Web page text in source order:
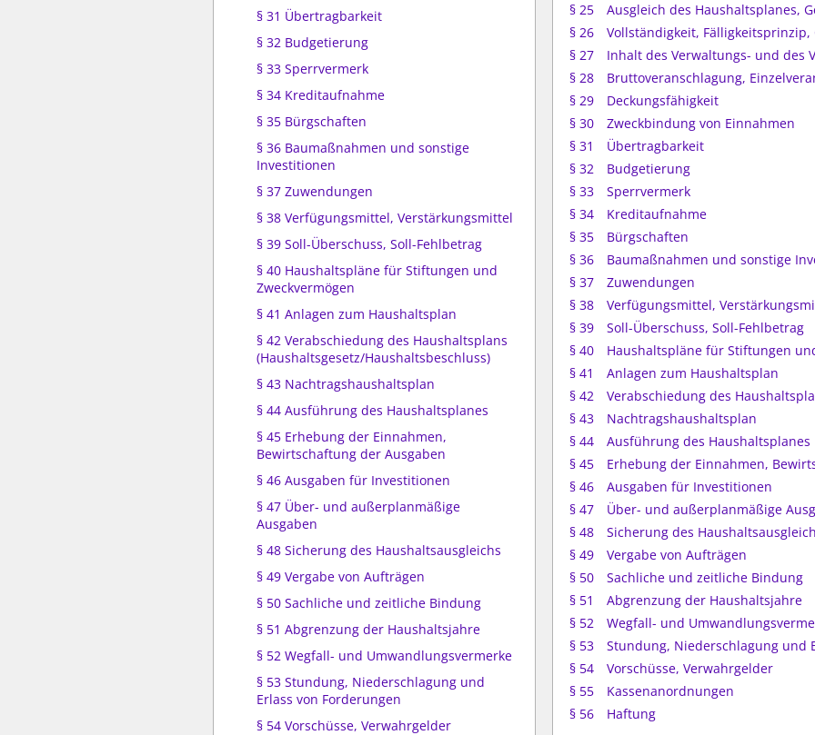
§ 31 Übertragbarkeit
§ 32 Budgetierung
§ 33 Sperrvermerk
§ 34 Kreditaufnahme
§ 35 Bürgschaften
§ 36 Baumaßnahmen und sonstige
Investitionen
§ 37 Zuwendungen
§ 38 Verfügungsmittel, Verstärkungsmittel
§ 39 Soll-Überschuss, Soll-Fehlbetrag
§ 40 Haushaltspläne für Stiftungen und
Zweckvermögen
§ 41 Anlagen zum Haushaltsplan
§ 42 Verabschiedung des Haushaltsplans
(Haushaltsgesetz/Haushaltsbeschluss)
§ 43 Nachtragshaushaltsplan
§ 44 Ausführung des Haushaltsplanes
§ 45 Erhebung der Einnahmen,
Bewirtschaftung der Ausgaben
§ 46 Ausgaben für Investitionen
§ 47 Über- und außerplanmäßige
Ausgaben
§ 48 Sicherung des Haushaltsausgleichs
§ 49 Vergabe von Aufträgen
§ 50 Sachliche und zeitliche Bindung
§ 51 Abgrenzung der Haushaltsjahre
§ 52 Wegfall- und Umwandlungsvermerke
§ 53 Stundung, Niederschlagung und
Erlass von Forderungen
§ 54 Vorschüsse, Verwahrgelder
§ 25
Ausgleich des Haushaltsplanes,
§ 26
Vollständigkeit, Fälligkeitsprinzip,
§ 27
Inhalt des Verwaltungs- und des
§ 28
Bruttoveranschlagung,
§ 29
Deckungsfähigkeit
§ 30
Zweckbindung von Einnahmen
§ 31
Übertragbarkeit
§ 32
Budgetierung
§ 33
Sperrvermerk
§ 34
Kreditaufnahme
§ 35
Bürgschaften
§ 36
Baumaßnahmen und sonstige
§ 37
Zuwendungen
§ 38
Verfügungsmittel,
§ 39
Soll-Überschuss, Soll-Fehlbetrag
§ 40
Haushaltspläne für Stiftungen
§ 41
Anlagen zum Haushaltsplan
§ 42
Verabschiedung des
§ 43
Nachtragshaushaltsplan
§ 44
Ausführung des Haushaltsplanes
§ 45
Erhebung der Einnahmen,
§ 46
Ausgaben für Investitionen
§ 47
Über- und außerplanmäßige
§ 48
Sicherung des
§ 49
Vergabe von Aufträgen
§ 50
Sachliche und zeitliche Bindung
§ 51
Abgrenzung der Haushaltsjahre
§ 52
Wegfall- und
§ 53
Stundung, Niederschlagung und
§ 54
Vorschüsse, Verwahrgelder
§ 55
Kassenanordnungen
§ 56
Haftung